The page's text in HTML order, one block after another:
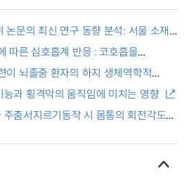
논문의 최신 연구 동향 분석: 서울 소재
따른 심호흡계 반응 : 코호흡을
Methods : Emphysis On Nose
이 뇌졸중 환자의 하지 생체역학적
과 횡격막의 움직임에 미치는 영향
춤서지르기동작 시 몸통의 회전각도가